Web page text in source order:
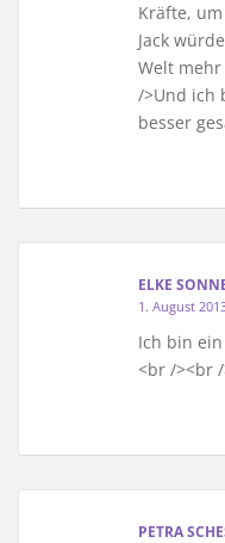
Kräfte,
Jack
Welt
/>Und ich
besser
ELKE
1. August
Ich bin ein
<br /><br
PETRA